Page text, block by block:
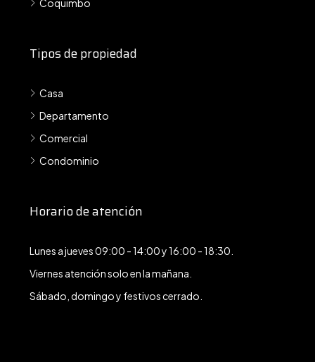
Coquimbo
Tipos de propiedad
Casa
Departamento
Comercial
Condominio
Horario de atención
Lunes a jueves 09:00 - 14:00 y 16:00 - 18:30.
Viernes atención solo en la mañana.
Sábado, domingo y festivos cerrado.